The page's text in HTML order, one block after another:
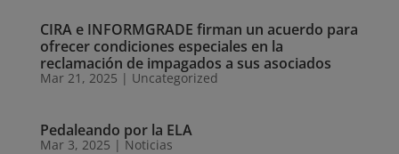
CIRA e INFORMGRADE firman un acuerdo para
ofrecer condiciones especiales en la
reclamación de impagados a sus asociados
Mar 21, 2025 | Uncategorized
Pedaleando por la ELA
Mar 3, 2025 | Noticias